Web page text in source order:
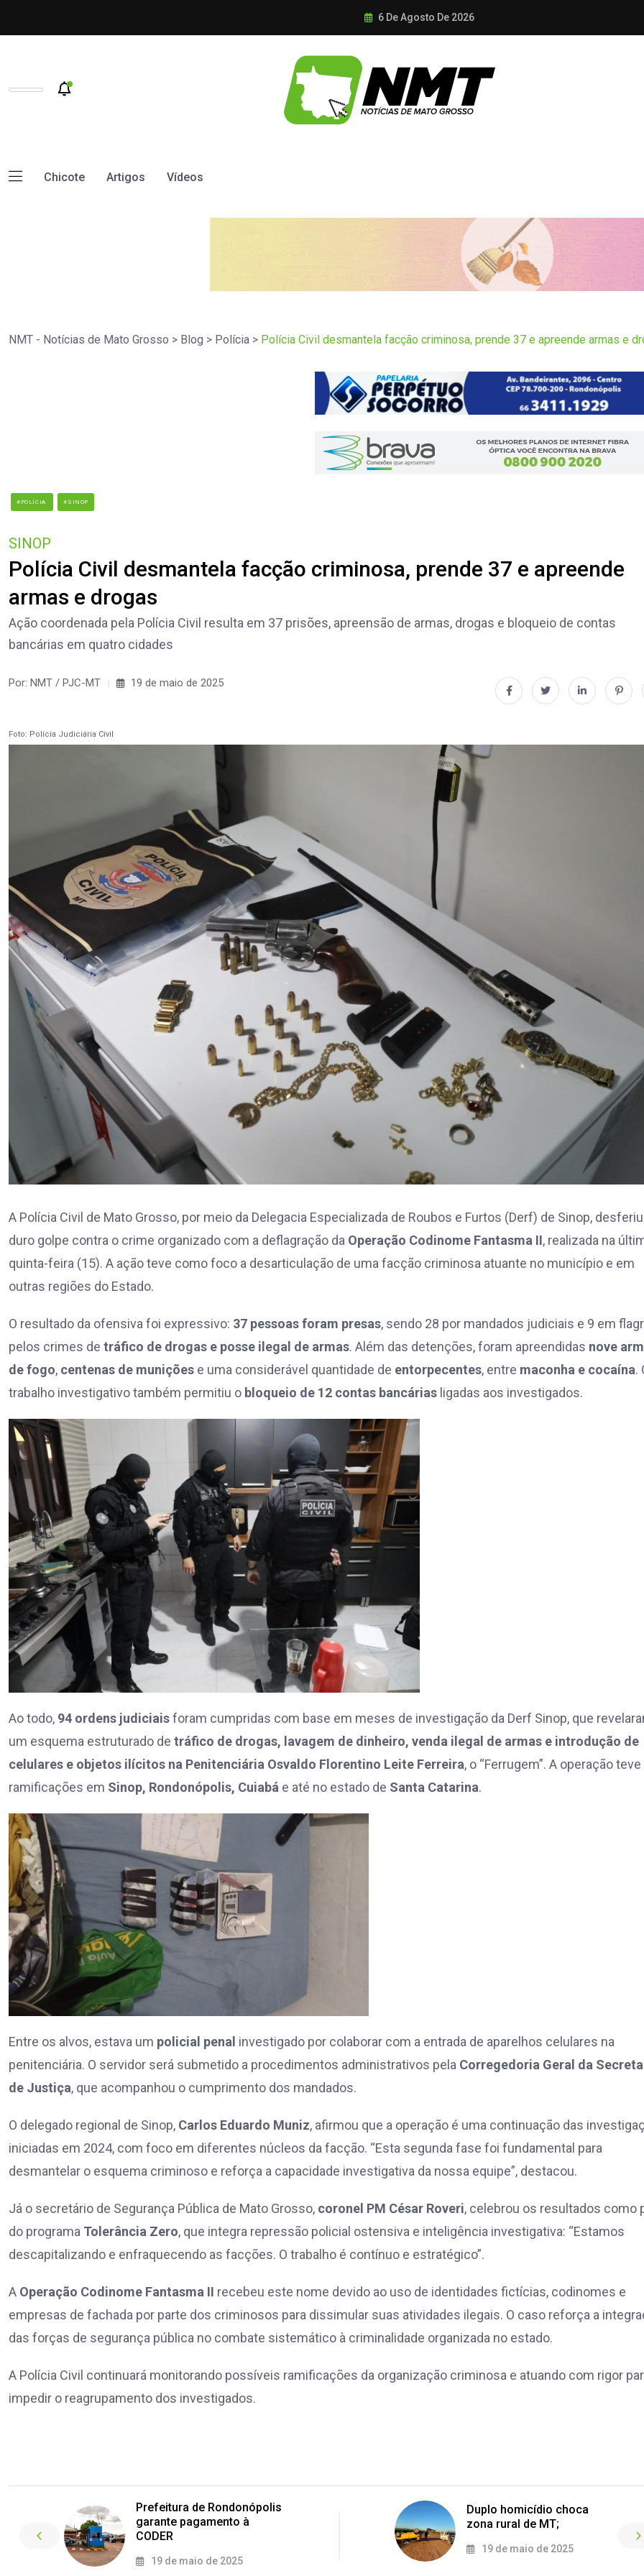
6 De Agosto De 2026
Chicote Artigos Vídeos
NMT - Notícias de Mato Grosso > Blog > Polícia > Polícia Civil desmantela facção criminosa, prende 37 e apreende armas e
#POLÍCIA #SINOP
SINOP
Polícia Civil desmantela facção criminosa, prende 37 e apreende
armas e drogas
Ação coordenada pela Polícia Civil resulta em 37 prisões, apreensão de armas, drogas e bloqueio de contas
bancárias em quatro cidades
Por: NMT / PJC-MT 19 de maio de 2025
Foto: Polícia Judiciária Civil
A Polícia Civil de Mato Grosso, por meio da Delegacia Especializada de Roubos e Furtos (Derf) de Sinop,
duro golpe contra o crime organizado com a deflagração da Operação Codinome Fantasma II, realizada na
quinta-feira (15). A ação teve como foco a desarticulação de uma facção criminosa atuante no município e em
outras regiões do Estado.
O resultado da ofensiva foi expressivo: 37 pessoas foram presas, sendo 28 por mandados judiciais e 9 em
pelos crimes de tráfico de drogas e posse ilegal de armas. Além das detenções, foram apreendidas nove
de fogo, centenas de munições e uma considerável quantidade de entorpecentes, entre maconha e cocaína.
trabalho investigativo também permitiu o bloqueio de 12 contas bancárias ligadas aos investigados.
Ao todo, 94 ordens judiciaisforam cumpridas com base em meses de investigação da Derf Sinop, que
um esquema estruturado de tráfico de drogas, lavagem de dinheiro, venda ilegal de armas e introdução de
celulares e objetos ilícitos na Penitenciária Osvaldo Florentino Leite Ferreira, o “Ferrugem”. A operação teve
ramificações em Sinop, Rondonópolis, Cuiabá e até no estado de Santa Catarina.
Entre os alvos, estava um policial penal investigado por colaborar com a entrada de aparelhos celulares na
penitenciária. O servidor será submetido a procedimentos administrativos pela Corregedoria Geral da
de Justiça, que acompanhou o cumprimento dos mandados.
O delegado regional de Sinop, Carlos Eduardo Muniz, afirmou que a operação é uma continuação das
iniciadas em 2024, com foco em diferentes núcleos da facção. “Esta segunda fase foi fundamental para
desmantelar o esquema criminoso e reforça a capacidade investigativa da nossa equipe”, destacou.
Já o secretário de Segurança Pública de Mato Grosso, coronel PM César Roveri, celebrou os resultados como
do programa Tolerância Zero, que integra repressão policial ostensiva e inteligência investigativa: “Estamos
descapitalizando e enfraquecendo as facções. O trabalho é contínuo e estratégico”.
A Operação Codinome Fantasma II recebeu este nome devido ao uso de identidades fictícias, codinomes e
empresas de fachada por parte dos criminosos para dissimular suas atividades ilegais. O caso reforça a
das forças de segurança pública no combate sistemático à criminalidade organizada no estado.
A Polícia Civil continuará monitorando possíveis ramificações da organização criminosa e atuando com rigor
impedir o reagrupamento dos investigados.
Prefeitura de Rondonópolis
garante pagamento à
CODER
19 de maio de 2025
Duplo homicídio choca
zona rural de MT;
19 de maio de 2025